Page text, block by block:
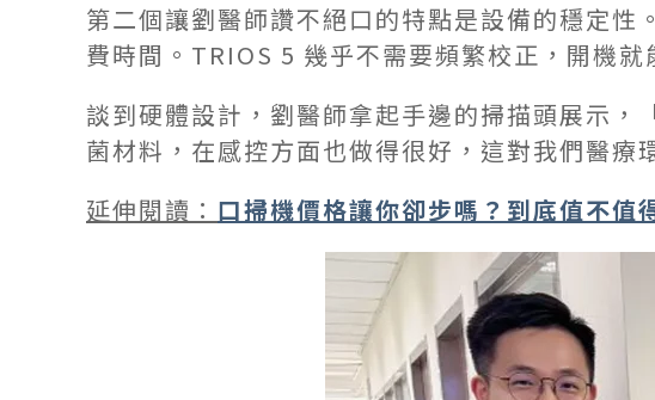
第二個讓劉醫師讚不絕口的特點是設備的穩定
費時間。TRIOS 5 幾乎不需要頻繁校正，開機
談到硬體設計，劉醫師拿起手邊的掃描頭展示
菌材料，在感控方面也做得很好，這對我們醫療
延伸閱讀： 口掃機價格讓你卻步嗎？到底值不值